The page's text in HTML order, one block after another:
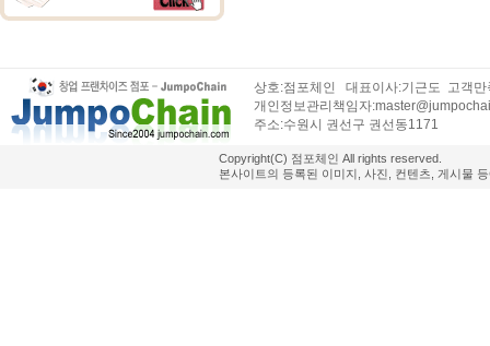
상호:점포체인 대표이사:기근도 고객
개인정보관리책임자
주소:수원시 권선구 권선동1171
Copyright(C) 점포체인 All rights reserved.
본사이트의 등록된 이미지, 사진, 컨텐츠, 게시물